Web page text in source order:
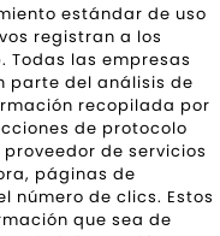
estándar de uso
registran a los
Todas las empresas
parte del análisis de
recopilada por
de protocolo
de servicios
páginas de
número de clics. Estos
que sea de